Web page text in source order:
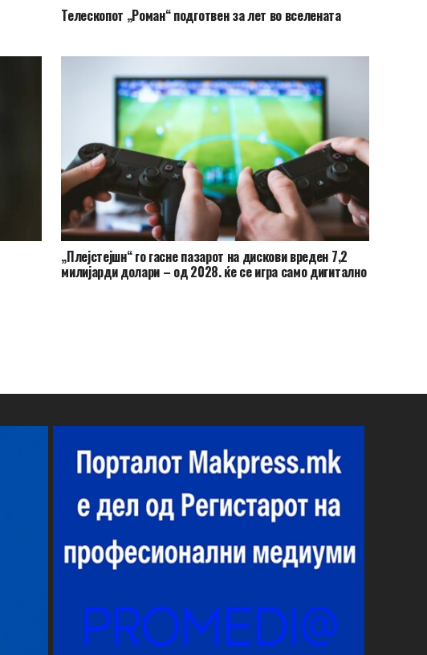
Телескопот „Роман“ подготвен за лет во вселената
„Плејстејшн“ го гасне пазарот на дискови вреден 7,2
милијарди долари – од 2028. ќе се игра само дигитално